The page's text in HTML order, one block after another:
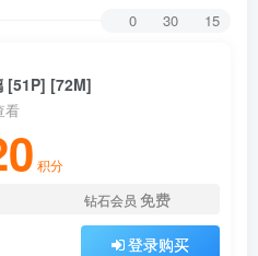
0 30 15
[51P] [72M]
看
积分
钻石会员 免费
登录购买